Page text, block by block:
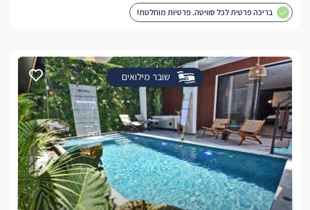
בריכה פרטית לכל סוויטה. פרטיות מוחלטת!
שובר מילואים